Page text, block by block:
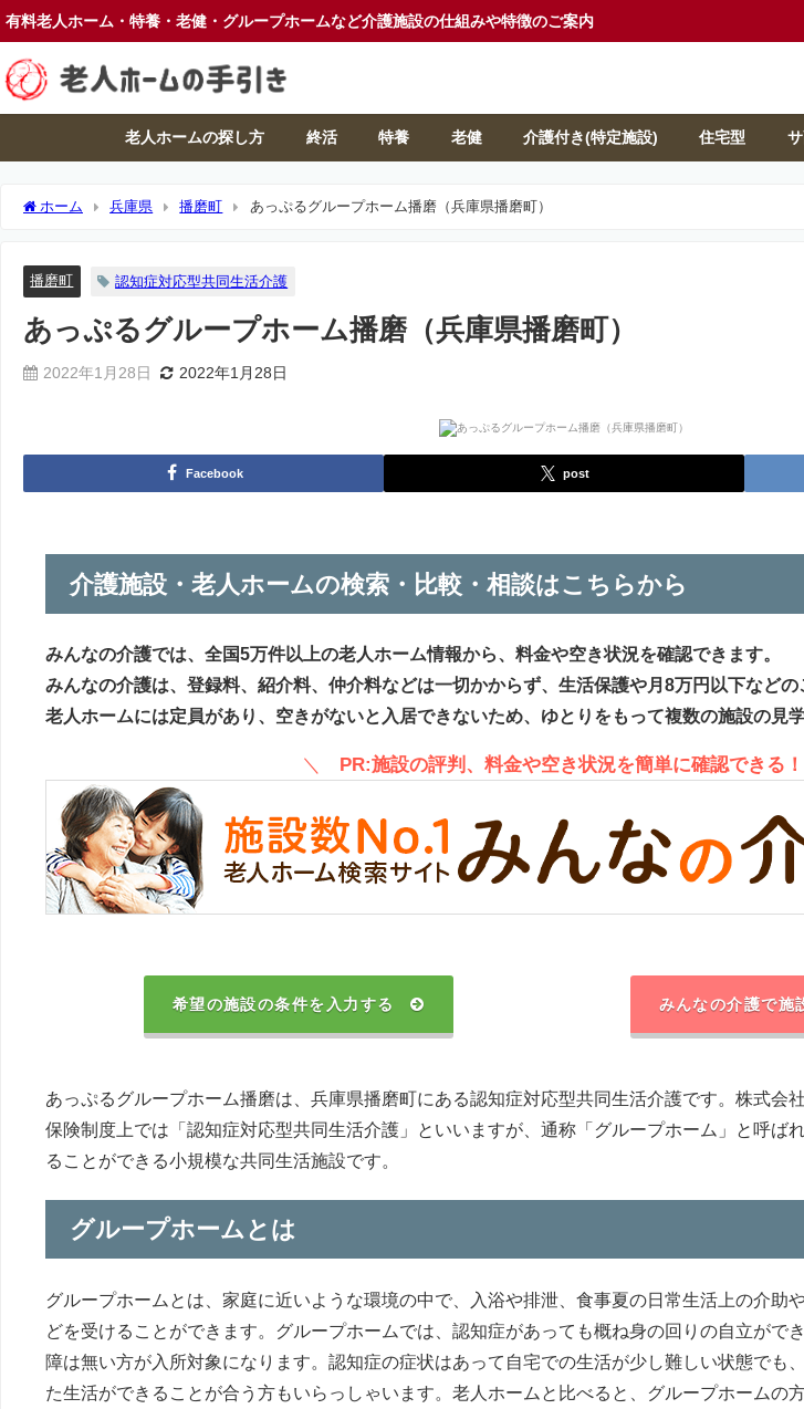
有料老人ホーム・特養・老健・グループホームなど介護施設の仕組みや特徴のご案内
老人ホームの探し方 終活 特養 老健 介護付き(特定施設) 住宅型
ホーム 兵庫県 播磨町 あっぷるグループホーム播磨（兵庫県播磨町）
播磨町 認知症対応型共同生活介護
あっぷるグループホーム播磨（兵庫県播磨町）
2022年1月28日 2022年1月28日
Facebook post
介護施設・老人ホームの検索・比較・相談はこちらから
みんなの介護では、全国5万件以上の老人ホーム情報から、料金や空き状況を確認できます。
みんなの介護は、登録料、紹介料、仲介料などは一切かからず、生活保護や月8万円以下などの
老人ホームには定員があり、空きがないと入居できないため、ゆとりをもって複数の施設の見
＼ PR:施設の評判、料金や空き状況を簡単に確認できる！
希望の施設の条件を入力する みんなの介護で施
あっぷるグループホーム播磨は、兵庫県播磨町にある認知症対応型共同生活介護です。株式会
保険制度上では「認知症対応型共同生活介護」といいますが、通称「グループホーム」と呼ば
ることができる小規模な共同生活施設です。
グループホームとは
グループホームとは、家庭に近いような環境の中で、入浴や排泄、食事夏の日常生活上の介助
どを受けることができます。グループホームでは、認知症があっても概ね身の回りの自立がで
障は無い方が入所対象になります。認知症の症状はあって自宅での生活が少し難しい状態でも
た生活ができることが合う方もいらっしゃいます。老人ホームと比べると、グループホームの